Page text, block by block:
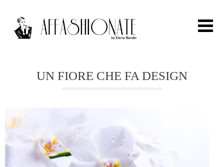
OUTFIT
UN FIORE CHE FA DESIGN